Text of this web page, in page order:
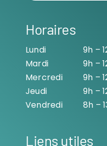
Horaires
Lundi
9h –
Mardi
9h –
Mercredi
9h –
Jeudi
9h –
Vendredi
8h –
Liens utiles